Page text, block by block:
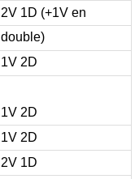
2V 1D (+1V en
double)
1V 2D
1V 2D
1V 2D
2V 1D